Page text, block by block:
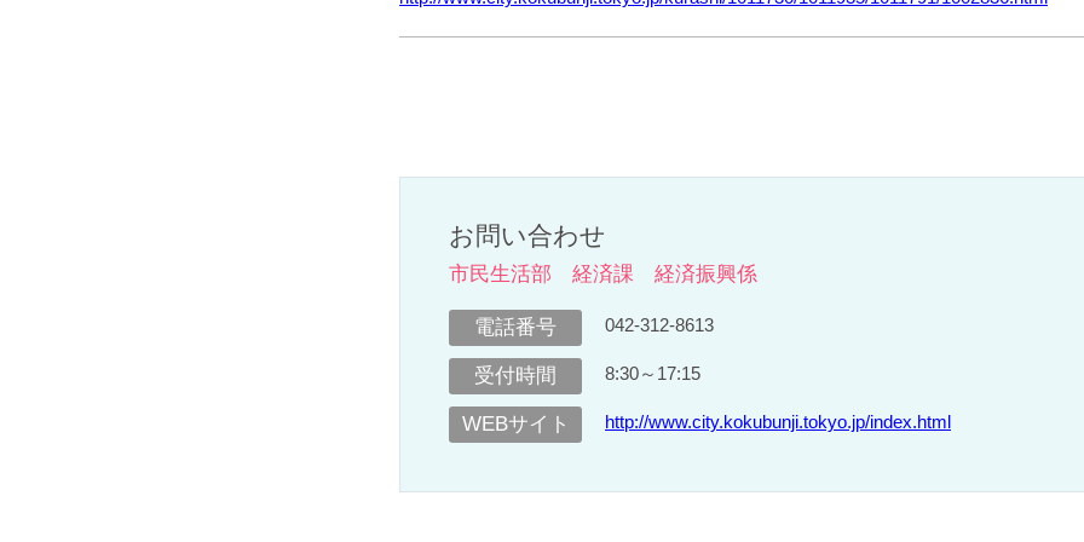
お問い合わせ
市民生活部 経済課 経済振興係
電話番号 042-312-8613
受付時間 8:30～17:15
WEBサイト http://www.city.kokubunji.tokyo.jp/index.html